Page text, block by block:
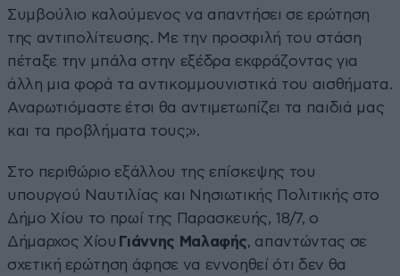
Συμβούλιο καλούμενος να απαντήσει σε ερώτηση
της αντιπολίτευσης. Με την προσφιλή του στάση
πέταξε την μπάλα στην εξέδρα εκφράζοντας για
άλλη μια φορά τα αντικομμουνιστικά του αισθήματα.
Αναρωτιόμαστε έτσι θα αντιμετωπίζει τα παιδιά μας
και τα προβλήματα τους;».
Στο περιθώριο εξάλλου της επίσκεψης του
υπουργού Ναυτιλίας και Νησιωτικής Πολιτικής στο
Δήμο Χίου το πρωί της Παρασκευής, 18/7, ο
Δήμαρχος Χίου Γιάννης Μαλαφής, απαντώντας σε
σχετική ερώτηση άφησε να εννοηθεί ότι δεν θα